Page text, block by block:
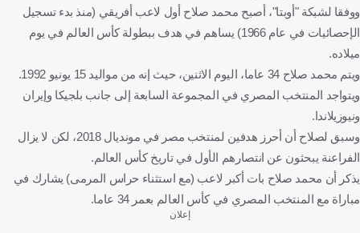
ووفقا لشبكة "أوبتا"، أصبح محمد صلاح أول لاعب أفريقي (منذ بدء تسجيل
الإحصائيات في عام 1966) يساهم في هدف ببطولة كأس العالم في يوم
ميلاده.
ويتم محمد صلاح 34 عاما، اليوم الاثنين، حيث إنه من مواليد 15 يونيو 1992.
ويتواجد المنتخب المصري في المجموعة السابعة إلى جانب بلجيكا وإيران
ونيوزيلاندا.
وسبق لصلاح أن أحرز هدفين لمنتخب مصر في مونديال 2018، لكن لا يزال
الفراعنة يبحثون عن انتصارهم الأول في تاريخ كأس العالم.
يذكر أن محمد صلاح بات أكبر لاعب (مع استثناء حراس المرمى) يشارك في
مباراة مع المنتخب المصري في كأس العالم بعمر 34 عاما.
إعلان